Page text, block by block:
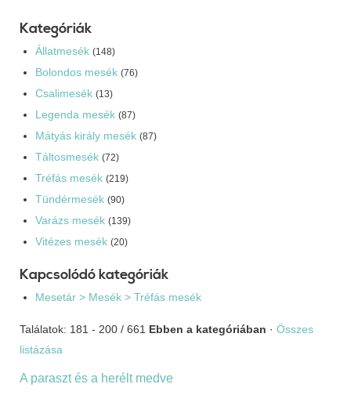
Kategóriák
Állatmesék (148)
Bolondos mesék (76)
Csalimesék (13)
Legenda mesék (87)
Mátyás király mesék (87)
Táltosmesék (72)
Tréfás mesék (219)
Tündérmesék (90)
Varázs mesék (139)
Vitézes mesék (20)
Kapcsolódó kategóriák
Mesetár > Mesék > Tréfás mesék
Találatok: 181 - 200 / 661 Ebben a kategóriában · Összes
listázása
A paraszt és a herélt medve